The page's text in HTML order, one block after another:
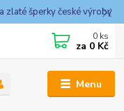
zlaté šperky české výroby
Menu
0 ks
za 0 Kč